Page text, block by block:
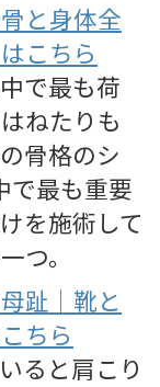
と身体全
こちら
で最も荷
ねたりも
骨格のシ
で最も重要
を施術して
つ。
趾｜靴と
ちら
ると肩こり